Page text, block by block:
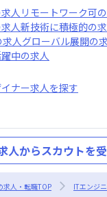
人 リモートワーク可
人新技術に積極的の
求人グローバル展開の
中の求人
ナー求人を探す
人からスカウトを
求人・転職TOP ITエンジ